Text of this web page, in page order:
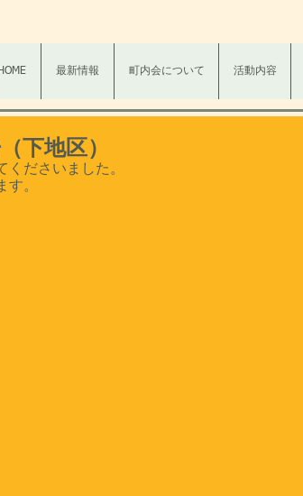
HOME 最新情報 町内会について 活動内容
下地区）
くださいました。
。